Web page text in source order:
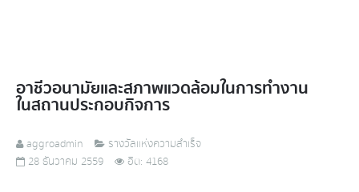
อาชีวอนามัยและสภาพแวดล้อมในการทำงาน
ในสถานประกอบกิจการ
aggroadmin
รางวัลแห่งความสำเร็จ
28 ธันวาคม 2559
ฮิต: 4168